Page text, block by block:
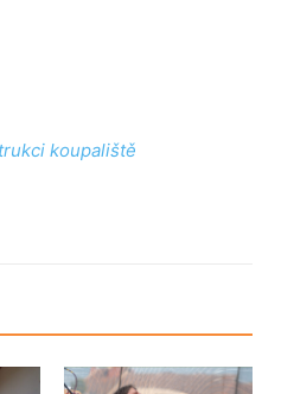
koupaliště